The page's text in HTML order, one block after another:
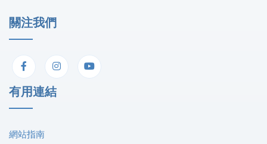
關注我們
有用連結
網站指南